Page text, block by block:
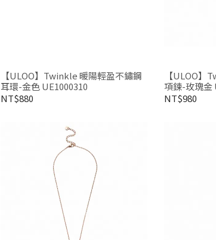
【ULOO】Twinkle 暖陽輕盈不鏽鋼
耳環-金色 UE1000310
NT$880
【ULOO】
項鍊-玫瑰金
NT$980